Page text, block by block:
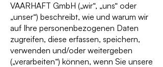
VAARHAFT GmbH („wir“, „uns“ oder
„unser“) beschreibt, wie und warum wir
auf Ihre personenbezogenen Daten
zugreifen, diese erfassen, speichern,
verwenden und/oder weitergeben
(„verarbeiten“) können, wenn Sie unsere